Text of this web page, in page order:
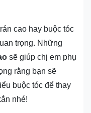
cao hay buộc tóc
trọng. Những
sẽ giúp chị em phụ
rằng bạn sẽ
buộc tóc để thay
nhé!